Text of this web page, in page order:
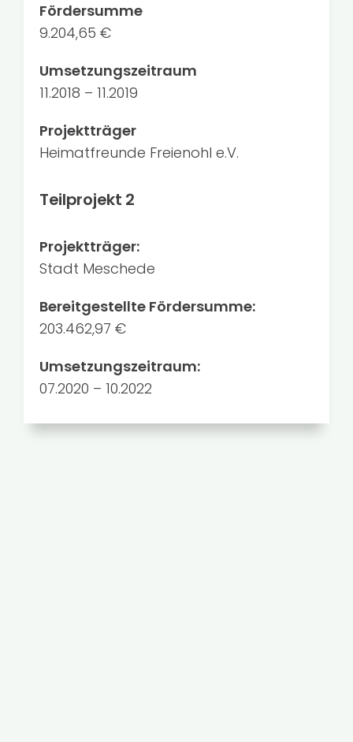
Fördersumme
9.204,65 €
Umsetzungszeitraum
11.2018 – 11.2019
Projektträger
Heimatfreunde Freienohl e.V.
Teilprojekt 2
Projektträger:
Stadt Meschede
Bereitgestellte Fördersumme:
203.462,97 €
Umsetzungszeitraum:
07.2020 – 10.2022